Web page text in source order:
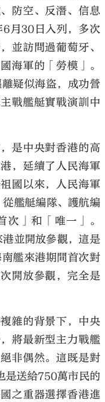
防空、反潛、信息
月30日入列，多次
並訪問過葡萄牙、
海軍的「勞模」。
疑似海盜，成功營
戰艦艇實戰演訓中
是中央對香港的高
，延續了人民海軍
國以來，人民海軍
艦艇編隊、護航編
次」和「唯一」。
並開放參觀，這是
艦來港期間首次對
開放參觀，完全是
雜的背景下，中央
將最新型主力戰艦
非偶然。這既是對
是送給750萬市民的
之重器選擇香港進